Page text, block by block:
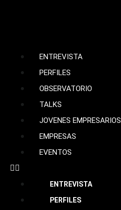
ENTREVISTA
PERFILES
OBSERVATORIO
TALKS
JOVENES EMPRESARIOS
EMPRESAS
EVENTOS
ENTREVISTA
PERFILES